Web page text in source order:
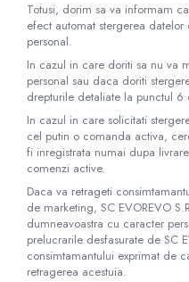
Lampi bactericide
Mobilier medical
Canapele consultatii
Dulapuri instrumente/
Paravane
Suport perfuzie
Paturi spital electrice
Paturi spital mecanice
Paturi nou-nascuti
Mese ginecologice
Totusi, dorim sa va informam
efect automat stergerea
personal.
In cazul in care doriti sa nu va
personal sau daca doriti
drepturile detaliate la punctul 6
In cazul in care solicitati
cel putin o comanda activa,
fi inregistrata numai dupa
comenzi active.
Daca va retrageti
de marketing, SC​ ​EVOREVO​
dumneavoastra cu caracter
prelucrarile desfasurate de SC​
consimtamantului exprimat de
retragerea acestuia.